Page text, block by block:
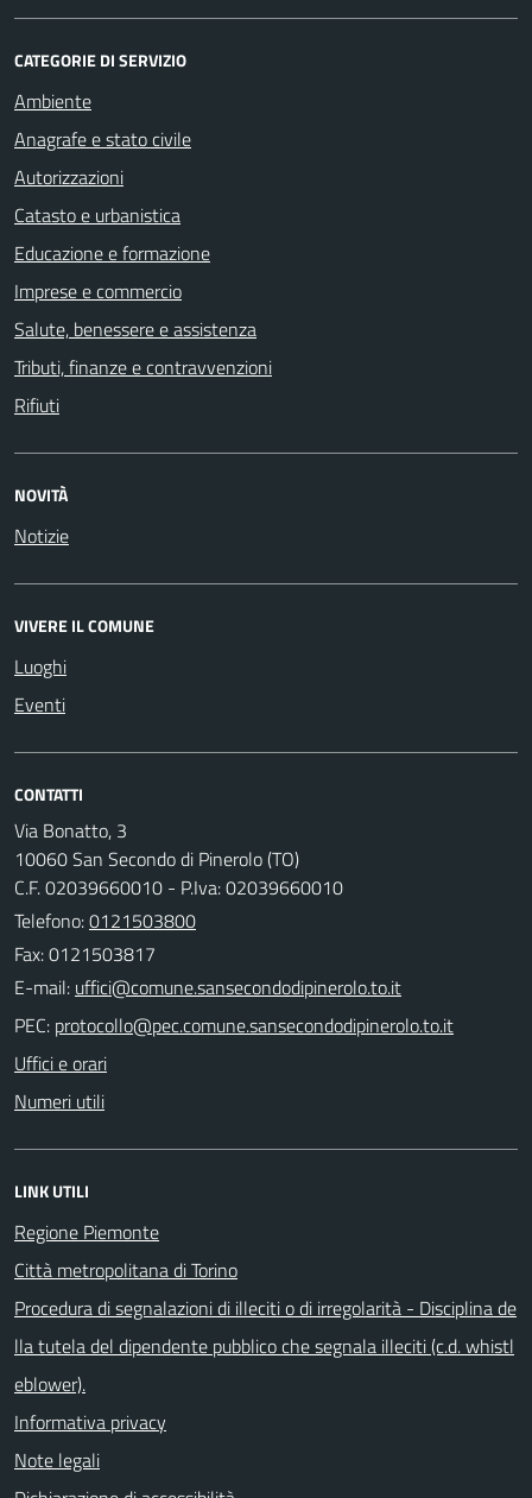
CATEGORIE DI SERVIZIO
Ambiente
Anagrafe e stato civile
Autorizzazioni
Catasto e urbanistica
Educazione e formazione
Imprese e commercio
Salute, benessere e assistenza
Tributi, finanze e contravvenzioni
Rifiuti
NOVITÀ
Notizie
VIVERE IL COMUNE
Luoghi
Eventi
CONTATTI
Via Bonatto, 3
10060 San Secondo di Pinerolo (TO)
C.F. 02039660010 - P.Iva: 02039660010
Telefono:0121503800
Fax: 0121503817
E-mail:
PEC:
Uffici e orari
Numeri utili
LINK UTILI
Regione Piemonte
Città metropolitana di Torino
Procedura di segnalazioni di illeciti o di irregolarità - Disciplina de
lla tutela del dipendente pubblico che segnala illeciti (c.d. whistl
eblower).
Informativa privacy
Note legali